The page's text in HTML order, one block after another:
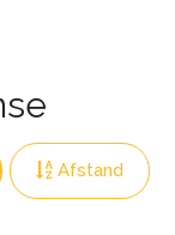
Afstand